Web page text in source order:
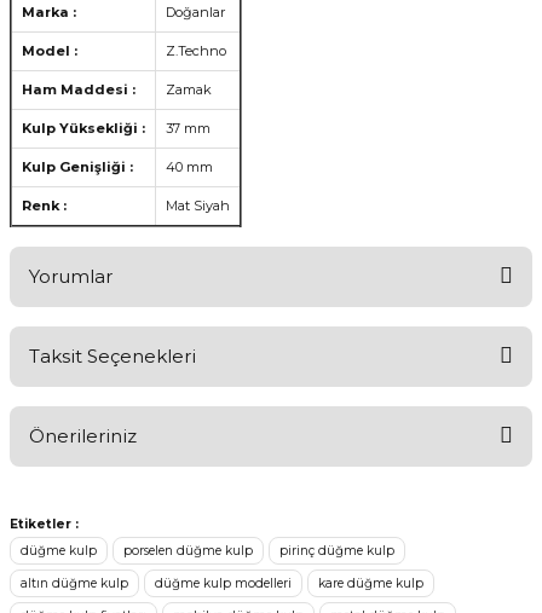
Marka : Doğanlar
Model : Z.Techno
Ham Maddesi : Zamak
Kulp Yüksekliği : 37 mm
Kulp Genişliği : 40 mm
Renk : Mat Siyah
Yorumlar
Ürünü Değerlendir
Taksit Seçenekleri
Önerileriniz
konularda yetersiz gördüğünüz noktaları öneri formunu kullanarak
tarafımıza iletebilirsiniz.
Görüş ve önerileriniz için teşekkür ederiz.
Etiketler :
düğme kulp
porselen düğme kulp pirinç düğme kulp
altın düğme kulp düğme kulp modelleri kare düğme kulp